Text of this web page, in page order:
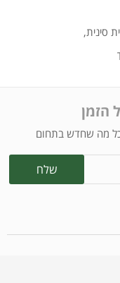
סינית,
הזמן
כל מה שחדש בתחום